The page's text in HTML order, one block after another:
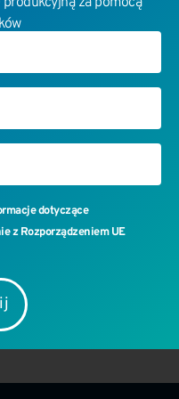
dotyczące
z Rozporządzeniem UE